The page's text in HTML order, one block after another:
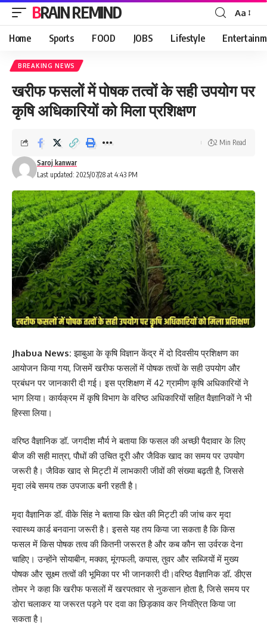
BRAIN REMIND
Font
Resizer
Aa
Home Sports FOOD JOBS Lifestyle
BREAKING NEWS
खरीफ फसलों में पोषक तत्वों के सही उपयोग पर
कृषि अधिकारियों को मिला प्रशिक्षण
Last updated: 2025/07/28 at 4:43 PM
Saroj kanwar
2 Min Read
Jhabua News:झाबुआ के कृषि विज्ञान केंद्र में दो दिवसीय प्रशिक्षण का
आयोजन किया गया, जिसमें खरीफ फसलों में पोषक तत्वों के सही उपयोग और
प्रबंधन पर जानकारी दी गई। इस प्रशिक्षण में 42 ग्रामीण कृषि अधिकारियों ने
भाग लिया। कार्यक्रम में कृषि विभाग के वरिष्ठ अधिकारियों सहित वैज्ञानिकों ने भी
हिस्सा लिया।
वरिष्ठ वैज्ञानिक डॉ. जगदीश मौर्य ने बताया कि फसल की अच्छी पैदावार के लिए
बीज की सही मात्रा, पौधों की उचित दूरी और जैविक खाद का समय पर उपयोग
जरूरी है। जैविक खाद से मिट्टी में लाभकारी जीवों की संख्या बढ़ती है, जिससे
मृदा लंबे समय तक उपजाऊ बनी रहती है।
मृदा वैज्ञानिक डॉ. वीके सिंह ने बताया कि खेत की मिट्टी की जांच कर मृदा
स्वास्थ्य कार्ड बनवाना जरूरी है। इससे यह तय किया जा सकता है कि किस
फसल में किस पोषक तत्व की कितनी जरूरत है और कब कौन सा उर्वरक देना
चाहिए। उन्होंने सोयाबीन, मक्का, मूंगफली, कपास, तुवर और सब्जियों में मुख्य
पोषक और सूक्ष्म तत्वों की भूमिका पर भी जानकारी दी।वरिष्ठ वैज्ञानिक डॉ. डीएस
तोमर ने कहा कि खरीफ फसलों में खरपतवार से नुकसान होता है, जिसे समय पर
डोरा चलाकर या जरूरत पड़ने पर दवा का छिड़काव कर नियंत्रित किया जा
सकता है।